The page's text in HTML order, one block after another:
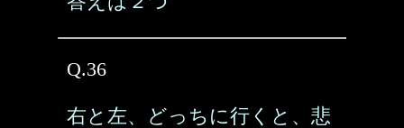
Q.36
右と左、どっちに行くと、悲